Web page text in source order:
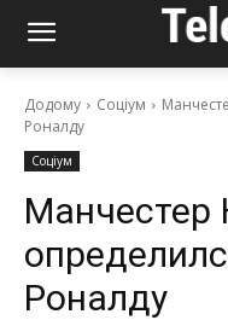
Додому Соціум
Роналду
Соціум
Манчестер
Роналду